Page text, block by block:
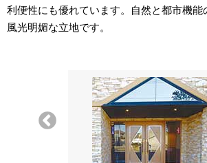
利便性にも優れています。自然と都市機能
風光明媚な立地です。